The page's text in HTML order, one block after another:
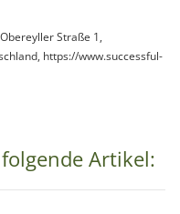
Straße 1,
https://www.successful-
Artikel: